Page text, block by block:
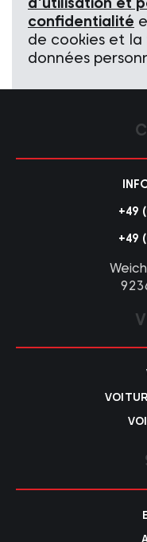
confidentialité
de cookies et la
données
+49
+49